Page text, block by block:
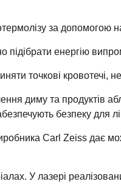
за допомогою
підібрати енергію
точкові
диму та продуктів
безпеку для
Carl Zeiss дає
У лазері